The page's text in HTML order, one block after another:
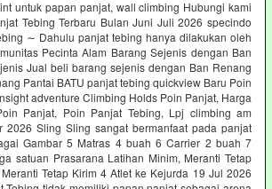
untuk papan panjat, wall climbing Hubungi kami
Tebing Terbaru Bulan Juni Juli 2026 specindo
∼ Dahulu panjat tebing hanya dilakukan oleh
Pecinta Alam Barang Sejenis dengan Ban
Jual beli barang sejenis dengan Ban Renang
Pantai BATU panjat tebing quickview Baru Poin
adventure Climbing Holds Poin Panjat, Harga
Panjat, Poin Panjat Tebing, Lpj climbing am
Sling Sling sangat bermanfaat pada panjat
Gambar 5 Matras 4 buah 6 Carrier 2 buah 7
satuan Prasarana Latihan Minim, Meranti Tetap
Tetap Kirim 4 Atlet ke Kejurda 19 Jul 2026